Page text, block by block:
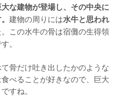
大な建物が登場し、その中央に
建物の周りには水牛と思われ
この水牛の骨は宿儺の生得領
。
骨だけ吐き出したかのような
べることが好きなので、巨大
すね。